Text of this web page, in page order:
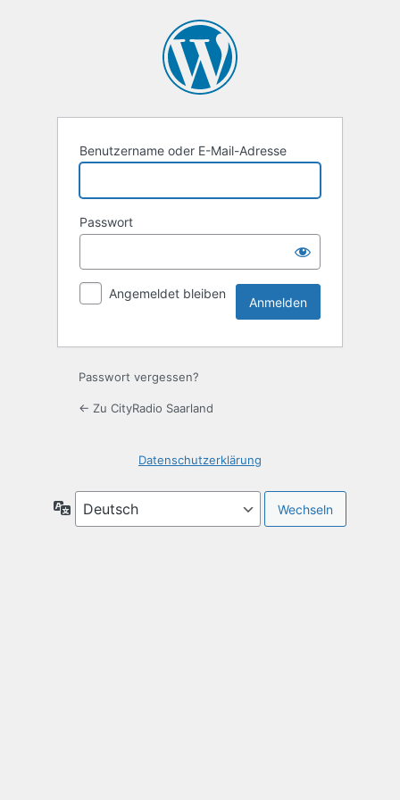
Benutzername oder E-Mail-Adresse
Passwort
Angemeldet bleiben
Passwort vergessen?
← Zu CityRadio Saarland
Datenschutzerklärung
Sprache